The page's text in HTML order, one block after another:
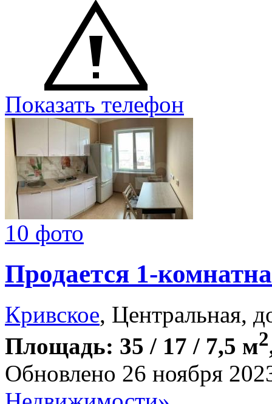
Показать телефон
10 фото
Продается 1-
Кривское, Центральная,
Площадь: 35 / 17 / 7,5 м2
Обновлено 26 ноября